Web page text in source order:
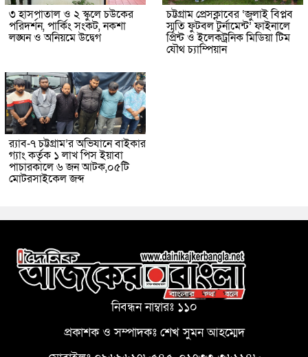
৩ হাসপাতাল ও ২ স্কুলে চউকের
পরিদর্শন, পার্কিং সংকট, নকশা
লঙ্ঘন ও অনিয়মে উদ্বেগ
চট্টগ্রাম প্রেসক্লাবের ‘জুলাই বিপ্লব
স্মৃতি ফুটবল টুর্নামেন্ট’ ফাইনালে
প্রিন্ট ও ইলেকট্রনিক মিডিয়া টিম
যৌথ চ্যাম্পিয়ান
র‌্যাব-৭ চট্টগ্রাম’র অভিযানে বাইকার
গ্যাং কর্তৃক ১ লাখ পিস ইয়াবা
পাচারকালে ৬ জন আটক,০৫টি
মোটরসাইকেল জব্দ
নিবন্ধন নাম্বারঃ ১১০
প্রকাশক ও সম্পাদকঃ শেখ সুমন আহম্মেদ